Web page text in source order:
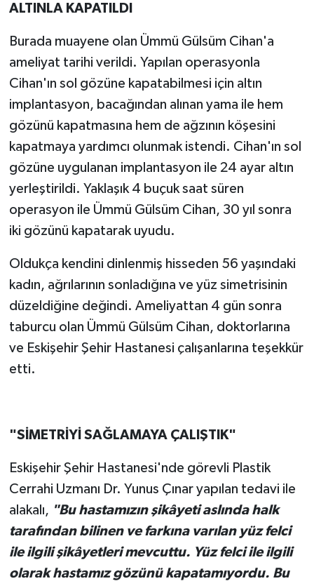
ALTINLA KAPATILDI
Burada muayene olan Ümmü Gülsüm Cihan'a
ameliyat tarihi verildi. Yapılan operasyonla
Cihan'ın sol gözüne kapatabilmesi için altın
implantasyon, bacağından alınan yama ile hem
gözünü kapatmasına hem de ağzının köşesini
kapatmaya yardımcı olunmak istendi. Cihan'ın sol
gözüne uygulanan implantasyon ile 24 ayar altın
yerleştirildi. Yaklaşık 4 buçuk saat süren
operasyon ile Ümmü Gülsüm Cihan, 30 yıl sonra
iki gözünü kapatarak uyudu.
Oldukça kendini dinlenmiş hisseden 56 yaşındaki
kadın, ağrılarının sonladığına ve yüz simetrisinin
düzeldiğine değindi. Ameliyattan 4 gün sonra
taburcu olan Ümmü Gülsüm Cihan, doktorlarına
ve Eskişehir Şehir Hastanesi çalışanlarına teşekkür
etti.
"SİMETRİYİ SAĞLAMAYA ÇALIŞTIK"
Eskişehir Şehir Hastanesi'nde görevli Plastik
Cerrahi Uzmanı Dr. Yunus Çınar yapılan tedavi ile
alakalı, "Bu hastamızın şikâyeti aslında halk
tarafından bilinen ve farkına varılan yüz felci
ile ilgili şikâyetleri mevcuttu. Yüz felci ile ilgili
olarak hastamız gözünü kapatamıyordu. Bu